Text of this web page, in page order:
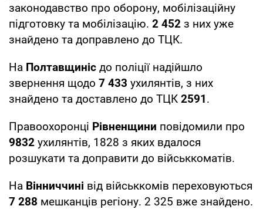
законодавство про оборону, мобілізаційну
підготовку та мобілізацію. 2 452 з них уже
знайдено та доправлено до ТЦК.
На Полтавщиніс до поліції надійшло
звернення щодо 7 433 ухилянтів, з них
знайдено та доставлено до ТЦК 2591.
Правоохоронці Рівненщини повідомили про
9832 ухилянтів, 1828 з яких вдалося
розшукати та доправити до військкоматів.
На Вінниччині від військкомів переховуються
7 288 мешканців регіону. 2 325 вже знайдено.